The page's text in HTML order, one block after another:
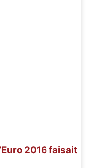
2016 faisait